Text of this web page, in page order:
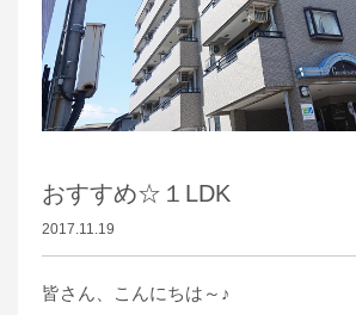
おすすめ☆１LDK
2017.11.19
皆さん、こんにちは～♪